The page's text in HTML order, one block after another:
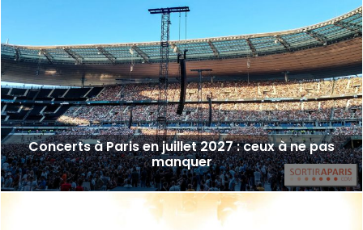
Concerts à Paris en juillet 2027 : ceux à ne pas
manquer